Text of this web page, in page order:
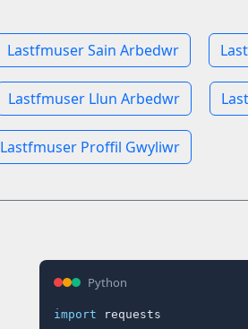
Lastfmuser Sain Arbedwr
Lastfmuser Llun Arbedwr
Lastfmuser Proffil Gwyliwr
Python
import requests